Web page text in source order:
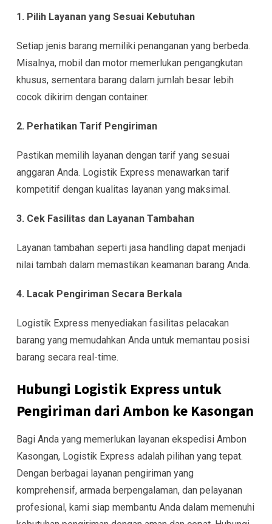
1. Pilih Layanan yang Sesuai Kebutuhan
Setiap jenis barang memiliki penanganan yang berbeda.
Misalnya, mobil dan motor memerlukan pengangkutan
khusus, sementara barang dalam jumlah besar lebih
cocok dikirim dengan container.
2. Perhatikan Tarif Pengiriman
Pastikan memilih layanan dengan tarif yang sesuai
anggaran Anda. Logistik Express menawarkan tarif
kompetitif dengan kualitas layanan yang maksimal.
3. Cek Fasilitas dan Layanan Tambahan
Layanan tambahan seperti jasa handling dapat menjadi
nilai tambah dalam memastikan keamanan barang Anda.
4. Lacak Pengiriman Secara Berkala
Logistik Express menyediakan fasilitas pelacakan
barang yang memudahkan Anda untuk memantau posisi
barang secara real-time.
Hubungi Logistik Express untuk
Pengiriman dari Ambon ke Kasongan
Bagi Anda yang memerlukan layanan ekspedisi Ambon
Kasongan, Logistik Express adalah pilihan yang tepat.
Dengan berbagai layanan pengiriman yang
komprehensif, armada berpengalaman, dan pelayanan
profesional, kami siap membantu Anda dalam memenuhi